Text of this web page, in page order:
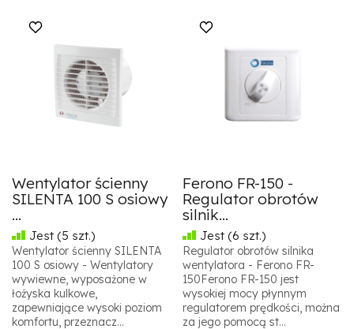
Wentylator ścienny
SILENTA 100 S osiowy
...
Jest (5 szt.)
Wentylator ścienny SILENTA
100 S osiowy - Wentylatory
wywiewne, wyposażone w
łożyska kulkowe,
zapewniające wysoki poziom
komfortu, przeznacz...
Ferono FR-150 -
Regulator obrotów
silnik...
Jest (6 szt.)
Regulator obrotów silnika
wentylatora - Ferono FR-
150Ferono FR-150 jest
wysokiej mocy płynnym
regulatorem prędkości, można
za jego pomocą st...